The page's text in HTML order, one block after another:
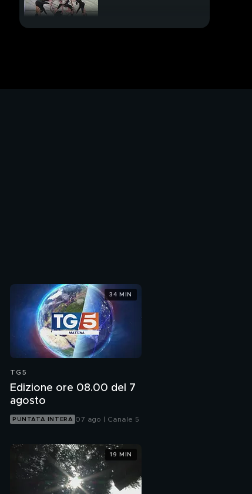
"No rimpasti, il governo
va avanti"
TG5
Edizione ore 08.00 del 7
agosto
PUNTATA INTERA 07 ago | Canale 5
34 MIN
19 MIN